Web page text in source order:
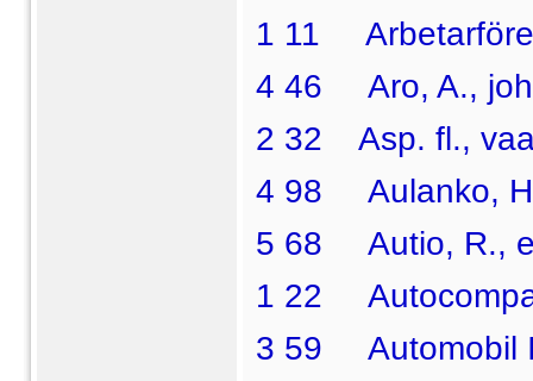
1 11
4 46 Aro, A.,
2 32 Asp. fl.,
4 98 Aulanko,
5 68 Autio, R.,
1 22
3 59 Automobil